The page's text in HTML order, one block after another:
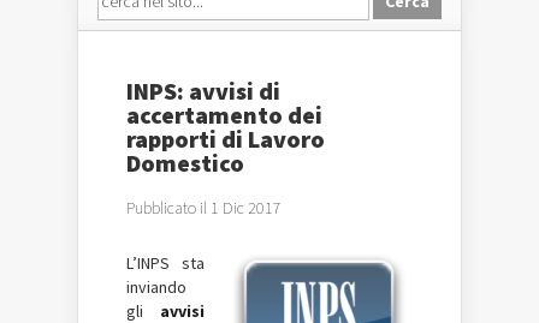
INPS: avvisi di
accertamento dei
rapporti di Lavoro
Domestico
Pubblicato il 1 Dic 2017
L’INPS sta
inviando
gli avvisi